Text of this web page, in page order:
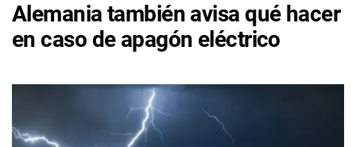
Alemania también avisa qué hacer
en caso de apagón eléctrico